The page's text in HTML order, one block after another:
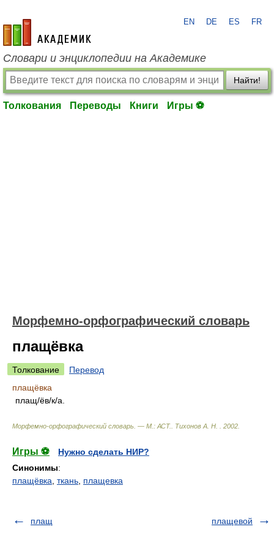
academic.ru
EN DE ES FR
Словари и энциклопедии на Академике
Найти!
Толкования Переводы Книги Игры ⚽
Морфемно-орфографический словарь
плащёвка
Толкование
Перевод
плащёвка
плащ/ёв/к/а.
Морфемно-орфографический словарь. — М.: АСТ. Тихонов А. Н. 2002
Игры ⚽
Нужно сделать НИР?
Синонимы:
плащёвка ткань плащевка
плащ плащевой